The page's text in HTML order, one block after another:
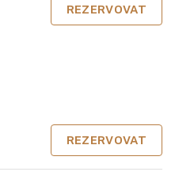
REZERVOVAT
REZERVOVAT